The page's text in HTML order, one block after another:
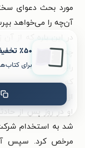
مورد بحث دعوای
آن‌چه را می‌خواهد
در این باره که از
چه خورده است.
رابرتز این حق را
که ممکن است
از آن‌که آقای
او در روز پس از
شد به استخدام
مرخص کرد. سپس
٪۵۰ تخفیف ویژۀ اولین خرید
برای